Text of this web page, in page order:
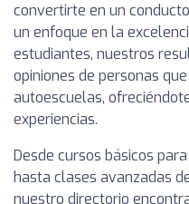
convertirte en un
un enfoque en la
estudiantes, nuestros
opiniones de personas
autoescuelas,
experiencias.
Desde cursos básicos
hasta clases avanzadas
nuestro directorio